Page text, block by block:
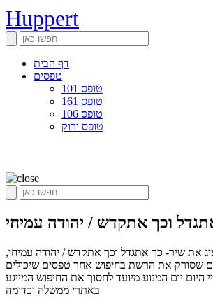
Huppert
דף הבית
טפסים
טופס 101
טופס 161
טופס 106
טופס ירוק
וכך אתקדש / יהודה עמיחי
את שיר- כך אתגדל וכך אתקדש / יהודה עמיחי,
שסורק את הרשת בחיפוש אחר טפסים שיכולים
יום המנוע מיועד לחסוך את החיפוש המייגע
באתרי ממשלה וכדומה